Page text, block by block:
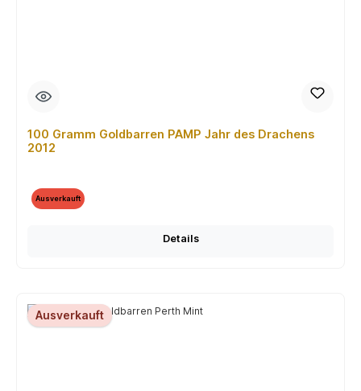
100 Gramm Goldbarren PAMP Jahr des Drachens
2012
Ausverkauft
Details
Ausverkauft